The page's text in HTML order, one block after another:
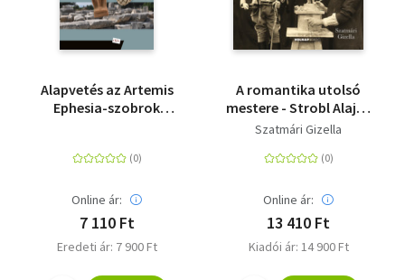
Alapvetés az Artemis
Ephesia-szobrok
Online ár:
7 110 Ft
Eredeti ár: 7 900 Ft
A romantika utolsó
mestere - Strobl Alajos
és életműve
Szatmári Gizella
Online ár:
13 410 Ft
Kiadói ár: 14 900 Ft